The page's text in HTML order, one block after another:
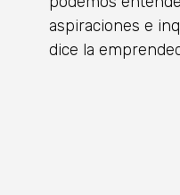
aspiraciones e
dice la